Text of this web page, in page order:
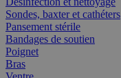
Sondes, baxter et cathéters
Pansement stérile
Bandages de soutien
Poignet
Bras